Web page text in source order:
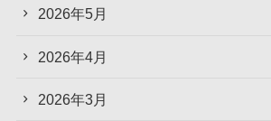
2026年5月
2026年4月
2026年3月